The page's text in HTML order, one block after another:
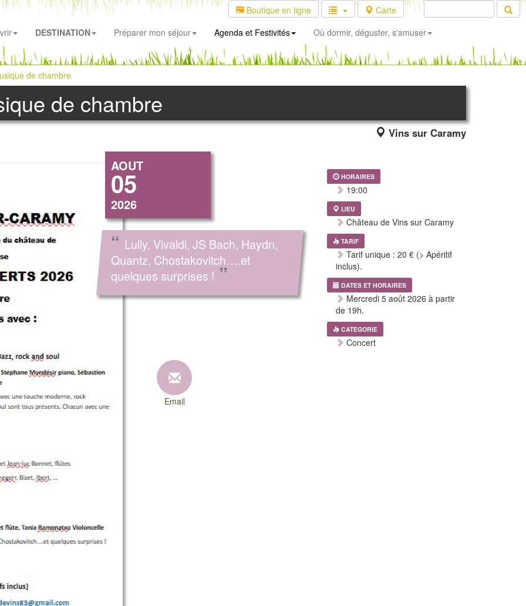
Boutique en ligne
Carte
DESTINATION Préparer mon séjour Agenda et Festivités Où dormir, déguster, s'amuser
de chambre
de chambre
Vins sur Caramy
AOUT
05
2026
“ Lully, Vivaldi, JS Bach, Haydn,
Quantz, Chostakovitch….et
quelques surprises ! ”
HORAIRES
19:00
LIEU
Château de Vins sur Caramy
TARIF
Tarif unique : 20 € (> Apéritif
inclus).
DATES ET HORAIRES
Mercredi 5 août 2026 à partir
de 19h.
CATEGORIE
Concert
Email